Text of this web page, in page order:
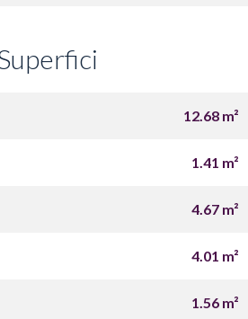
12.68 m²
1.41 m²
4.67 m²
4.01 m²
1.56 m²